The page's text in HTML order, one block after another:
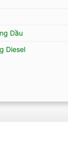
Dầu
Diesel